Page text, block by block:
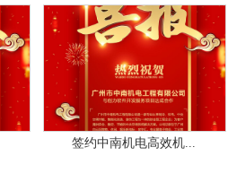
签约中南机电高效机...